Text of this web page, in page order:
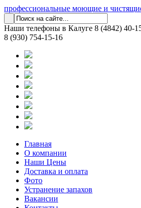
профессиональные моющие и
Наши телефоны в Калуге 8 (4842) 40-
8 (930) 754-15-16
Главная
О компании
Наши Цены
Доставка и оплата
Фото
Устранение запахов
Вакансии